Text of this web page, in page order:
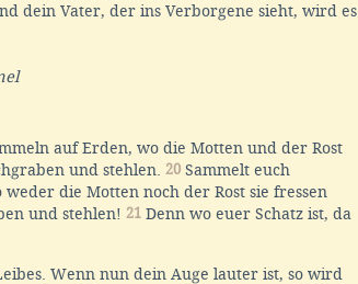
dein Vater, der ins Verborgene sieht, wird es
auf Erden, wo die Motten und der Rost
und stehlen. 20 Sammelt euch
die Motten noch der Rost sie fressen
und stehlen! 21 Denn wo euer Schatz ist, da
Wenn nun dein Auge lauter ist, so wird